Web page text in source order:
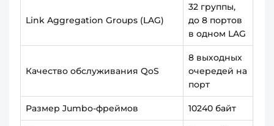
Link Aggregation Groups (LAG)
32 группы,
до 8 портов
в одном LAG
Качество обслуживания QoS
8 выходных
очередей на
порт
Размер Jumbo-фреймов 10240 байт